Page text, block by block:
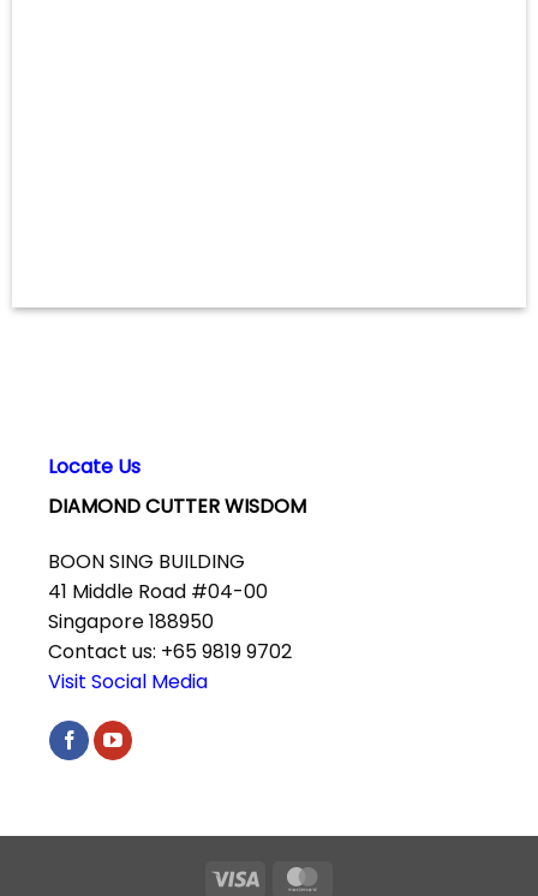
Locate Us
DIAMOND CUTTER WISDOM
BOON SING BUILDING
41 Middle Road #04-00
Singapore 188950
Contact us: +65 9819 9702
Visit Social Media
Visa